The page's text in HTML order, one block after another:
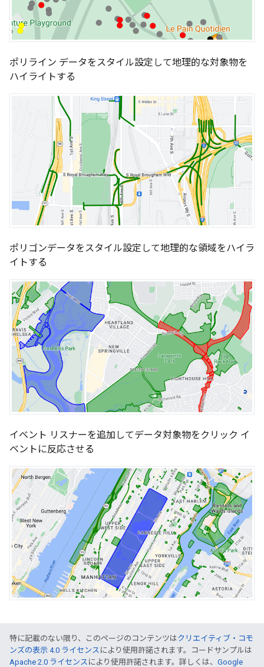
ポリライン データをスタイル設定して地理的な対象物を
ハイライトする
ポリゴンデータをスタイル設定して地理的な領域をハイラ
イトする
イベント リスナーを追加してデータ対象物をクリック イ
ベントに反応させる
特に記載のない限り、このページのコンテンツはクリエイティブ・コモ
ンズの表示 4.0 ライセンス により使用許諾されます。コードサンプルは
Apache 2.0 ライセンス により使用許諾されます。詳しくは、 Google